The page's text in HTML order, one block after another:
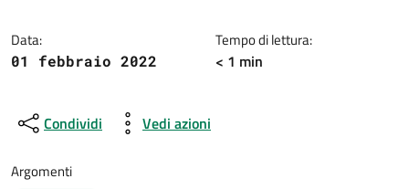
Data:
01 febbraio 2022
Tempo di lettura:
< 1 min
Condividi Vedi azioni
Argomenti